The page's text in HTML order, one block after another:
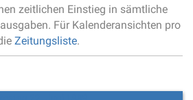
zeitlichen Einstieg in sämtliche
Für Kalenderansichten pro
Zeitungsliste.